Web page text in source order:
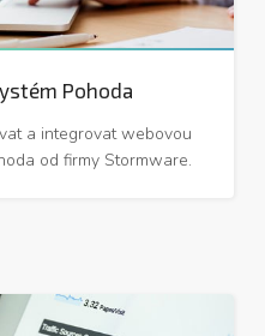
Pohoda
a integrovat webovou
od firmy Stormware.